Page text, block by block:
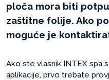
ploča mora biti
zaštitne folije. Ako
moguće je
Ako ste vlasnik INTEX spa
aplikacije, prvo trebate